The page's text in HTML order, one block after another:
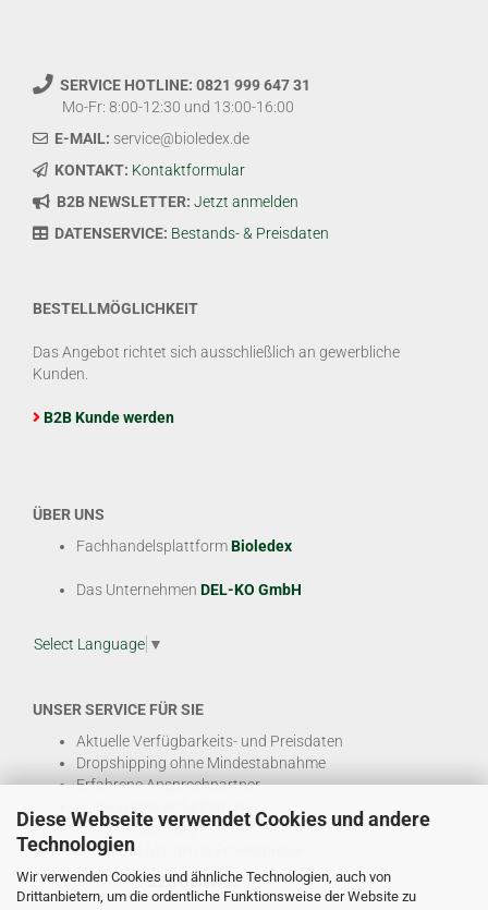
Diese Webseite verwendet Cookies und andere
Technologien
Wir verwenden Cookies und ähnliche Technologien, auch von
Drittanbietern, um die ordentliche Funktionsweise der Website zu
SERVICE HOTLINE: 0821 999 647 31
Mo-Fr: 8:00-12:30 und 13:00-16:00
E-MAIL: service@bioledex.de
KONTAKT: Kontaktformular
B2B NEWSLETTER: Jetzt anmelden
DATENSERVICE: Bestands- & Preisdaten
BESTELLMÖGLICHKEIT
Das Angebot richtet sich ausschließlich an gewerbliche
Kunden.
B2B Kunde werden
ÜBER UNS
FachhandelsplattformBioledex
Das Unternehmen DEL-KO GmbH
Select Language ▼
UNSER SERVICE FÜR SIE
Aktuelle Verfügbarkeits- und Preisdaten
Dropshipping ohne Mindestabnahme
Erfahrene Ansprechpartner
Hohe Warenverfügbarkeit
EDI & E-Rechnung
Attraktive Margen & Projektpreise
Und viele weitereB2B Services